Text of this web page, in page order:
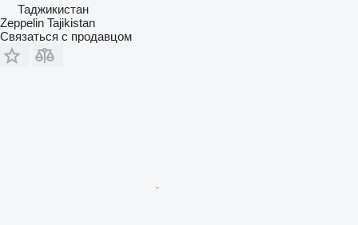
Таджикистан
Zeppelin Tajikistan
Связаться с продавцом